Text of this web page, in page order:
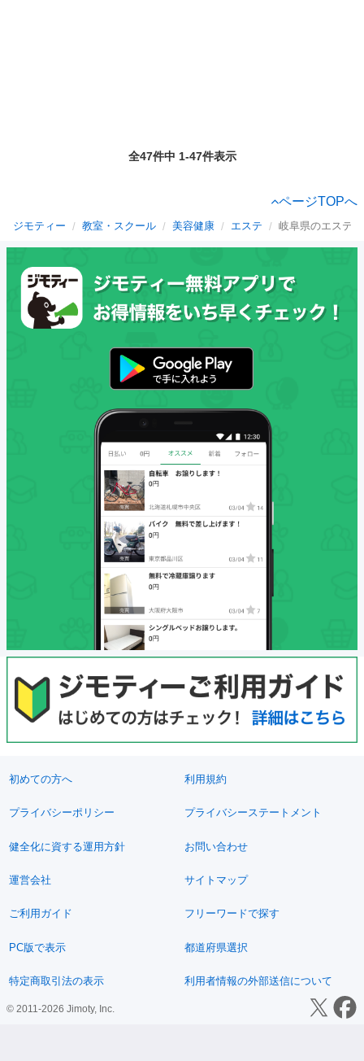
全47件中 1-47件表示
ページTOPへ
ジモティー 教室・スクール 美容健康 エステ 岐阜県のエステ
初めての方へ 利用規約
プライバシーポリシー プライバシーステートメント
健全化に資する運用方針 お問い合わせ
運営会社 サイトマップ
ご利用ガイド フリーワードで探す
PC版で表示 都道府県選択
特定商取引法の表示 利用者情報の外部送信について
© 2011-2026 Jimoty, Inc.